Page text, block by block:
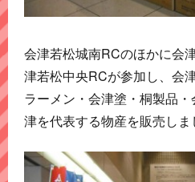
会津若松城南RCのほかに会
津若松中央RCが参加し、会
ラーメン・会津塗・桐製品
津を代表する物産を販売しま